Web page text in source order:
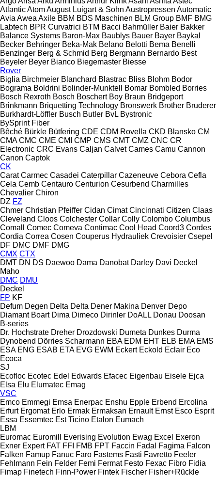
AtlanticAtomAugust Luigart & Sohn Austropressen Automatic
Avia Awea Axile BBM BDS Maschinen BLM Group BMF BMG
Labtech BPR Curvatrici BTM Bacci Bahmüller Baier Bakker
Balance Systems Baron-Max Baublys Bauer Bayer Baykal
Becker Behringer Beka-Mak Belano Belotti Bema Benelli
Benzinger Berg & Schmid Berg Bergmann Bernardo Best
Beyeler Beyer Bianco Biegemaster Biesse
Rover
Biglia Birchmeier Blanchard Blastrac Bliss Blohm Bodor
Bograma Boldrini Bolinder-Munktell Bomar Bombled Borries
Bosch Rexroth Bosch Boschert Boy Braun Bridgeport
Brinkmann Briquetting Technology Bronswerk Brother Bruderer
Burkhardt-Löffler Busch Butler BvL Bystronic
BySprint Fiber
Bêché Bürkle Bütfering CDE CDM Rovella CKD Blansko CM
CMA CMC CME CMI CMP CMS CMT CMZ CNC CR
Electronic CRC Evans Caljan Calvet Cames Camu Cannon
Canon Captok
CK
Carat Carmec Casadei Caterpillar Cazeneuve Cebora Cefla
Cela Cemb Centauro Centurion Cesurbend Charmilles
Chevalier Chiron
DZ FZ
Chmer Christian Pfeiffer Cidan Cimat Cincinnati Citizen Claas
Cleveland Cloos Colchester Collar Colly Colombo Columbus
Comall
Comec Comeva Contimac Cool Head Coord3 Cordes
Cordia Correa Cosen Couperus Hydrauliek Crevoisier Csepel
DF DMC DMF DMG
CMX CTX
DMT DN DS Daewoo Dama Danobat Darley Davi Deckel
Maho
DMC DMU
Deckel
FP KF
Defum Degen Delta Delta Dener Makina Denver Depo
Diamant Boart Dima Dimeco Dirinler DoALL Donau Doosan
B-series
Dr. Hochstrate Dreher Drozdowski Dumeta Dunkes Durma
Dynobend Dörries Scharmann EBA EDM EHT ELB EMA EMS
ESA ENG ESAB ETA EVG EWM Eckert Eckold Eclair Eco
Ecoca
SJ
Ecofloc Ecotec Edel Edwards Efacec Eigenbau Eisele Ejca
Elsa Elu Elumatec Emag
VSC
Emco Emmegi Emsa Enerpac Enshu Epple Erbend Ercolina
Erfurt Ergomat Erlo Ermak Ermaksan Ernault Ernst Esco Esprit
Essa Essemtec Est Ticino Etalon Eumach
LBM
Euromac Euromill Everising Evolution Ewag Excel Exeron
Exner Expert FAT FFI FMB FPT Faccin Fadal Fagima Falcon
Falken Famup Fanuc Faro Fastems Fasti Favretto Feeler
Fehlmann Fein Felder Femi Fermat Festo Fexac Fibro Fidia
Fimap Finetech Finn-Power Fintek Fischer Fisher+Rückle